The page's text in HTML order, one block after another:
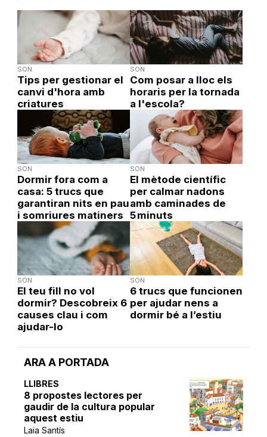
ARA A PORTADA
LLIBRES
8 propostes lectores per
gaudir de la cultura popular
aquest estiu
Laia Santís
SON
Tips per gestionar el
canvi d'hora amb
criatures
SON
Com posar a lloc els
horaris per la tornada
a l'escola?
SON
Dormir fora com a
casa: 5 trucs que
garantiran nits en pau
i somriures matiners
SON
El mètode científic
per calmar nadons
amb caminades de
5 minuts
SON
El teu fill no vol
dormir? Descobreix 6
causes clau i com
ajudar-lo
SON
6 trucs que funcionen
per ajudar nens a
dormir bé a l’estiu